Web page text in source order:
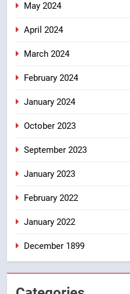
May 2024
April 2024
March 2024
February 2024
January 2024
October 2023
September 2023
January 2023
February 2022
January 2022
December 1899